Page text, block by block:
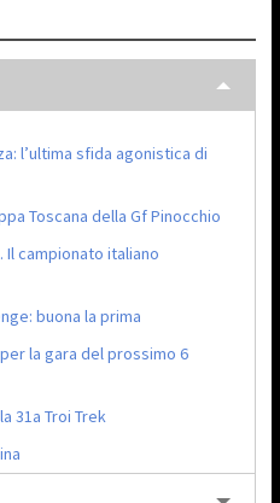
l’ultima sfida agonistica di
Toscana della Gf Pinocchio
Il campionato italiano
buona la prima
la gara del prossimo 6
31a Troi Trek